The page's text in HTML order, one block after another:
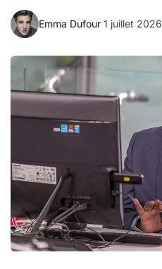
Emma Dufour·1 juillet 2026